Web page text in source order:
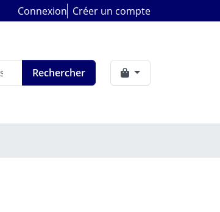
Connexion Créer un compte
Rechercher